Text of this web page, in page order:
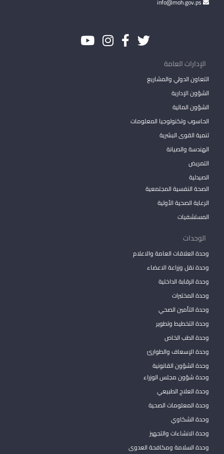
الإدارات العامة
التعاون الدولي والمشاريع
الشؤون الإدارية
الشؤون المالية
الحاسوب وتكنولوجيا المعلومات
تنمية القوى البشرية
الهندسة والصيانة
التمريض
الصيدلية
الصحة النفسية المجتمعية
الرعاية الصحية الأولية
المستشفيات
الوحدات
وحدة العلاقات العامة والاعلام
وحدة نقل وزراعة الاعضاء
وحدة الرقابة الداخلية
وحدة المختبرات
وحدة التأمين الصحي
وحدة التخطيط وتطوير
وحدة الطب الخاص
وحدة الإسعاف والطوارئ
وحدة الشؤون القانونية
وحدة شؤون مجلس الوزراء
وحدة العلاج الطبيعي
وحدة المعلومات الصحية
وحدة الشكاوي
وحدة الانشاءات والتجهيز
وحدة السلامة ومكافحة العدوى